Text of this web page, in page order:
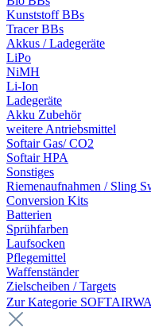
Kunststoff BBs
Tracer BBs
Akkus / Ladegeräte
LiPo
NiMH
Li-Ion
Ladegeräte
Akku Zubehör
weitere Antriebsmittel
Softair Gas/ CO2
Softair HPA
Sonstiges
Riemenaufnahmen / Sling
Conversion Kits
Batterien
Sprühfarben
Laufsocken
Pflegemittel
Waffenständer
Zielscheiben / Targets
Zur Kategorie